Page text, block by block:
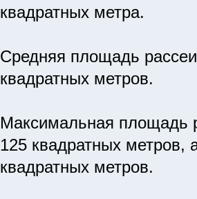
квадратных метра.
Средняя площадь
квадратных метров.
Максимальная площадь
125 квадратных метров,
квадратных метров.